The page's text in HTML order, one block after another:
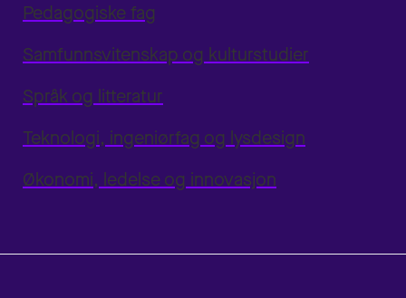
Pedagogiske fag
Samfunnsvitenskap og kulturstudier
Språk og litteratur
Teknologi, ingeniørfag og lysdesign
Økonomi, ledelse og innovasjon